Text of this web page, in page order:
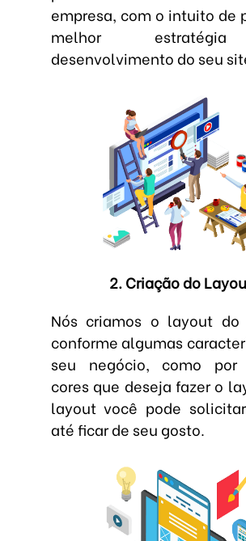
empresa, com o intuito de
melhor
desenvolvimento do seu
2. Criação do
Nós criamos o layout
conforme algumas
seu negócio, como por
cores que deseja fazer o
layout você pode
até ficar de seu gosto.